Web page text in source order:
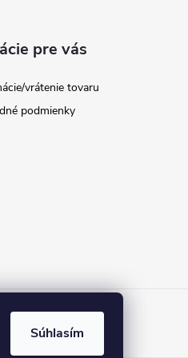
Súhlasím
pre vás
vrátenie tovaru
podmienky